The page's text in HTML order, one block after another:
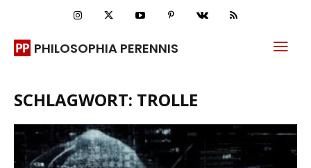
PHILOSOPHIA PERENNIS
SCHLAGWORT: TROLLE